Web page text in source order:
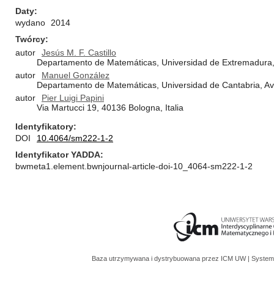
Daty
wydano
2014
Twórcy
autor
Jesús M. F. Castillo
Departamento de Matemáticas, Universidad de
autor
Manuel González
Departamento de Matemáticas, Universidad de Cantabria,
autor
Pier Luigi Papini
Via Martucci 19, 40136 Bologna, Italia
Identyfikatory
DOI
10.4064/sm222-1-2
Identyfikator YADDA
bwmeta1.element.bwnjournal-article-doi-10_4064-sm222-1-2
Baza utrzymywana i dystrybuowana przez ICM UW |